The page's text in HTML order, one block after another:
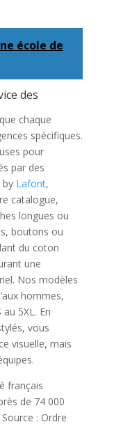
école de
des
chaque
spécifiques.
pour
par des
by Lafont,
catalogue,
longues ou
boutons ou
du coton
une
Nos modèles
hommes,
5XL. En
vous
visuelle, mais
français
de 74 000
: Ordre